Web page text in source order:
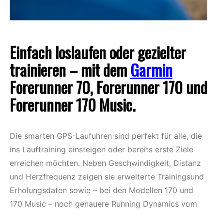
Einfach loslaufen oder gezielter
trainieren – mit demGarmin
Forerunner 70, Forerunner 170 und
Forerunner 170 Music.
Die smarten GPS-Laufuhren sind perfekt für alle, die
ins Lauftraining einsteigen oder bereits erste Ziele
erreichen möchten. Neben Geschwindigkeit, Distanz
und Herzfrequenz zeigen sie erweiterte Trainingsund
Erholungsdaten sowie – bei den Modellen 170 und
170 Music – noch genauere Running Dynamics vom